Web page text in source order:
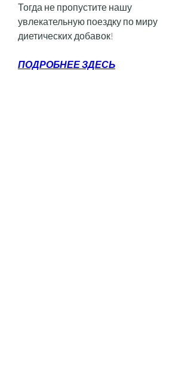
Тогда не пропустите нашу
увлекательную поездку по миру
диетических добавок!
ПОДРОБНЕЕ ЗДЕСЬ